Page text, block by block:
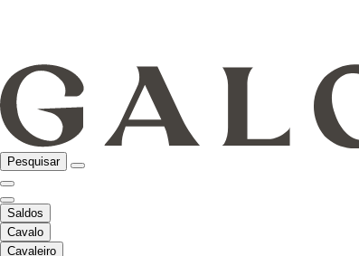
Pesquisar
Saldos
Cavalo
Cavaleiro